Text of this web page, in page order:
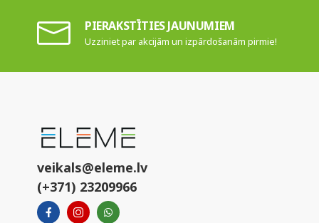
PIERAKSTĪTIES JAUNUMIEM
Uzziniet par akcijām un izpārdošanām pirmie!
veikals@eleme.lv
(+371) 23209966